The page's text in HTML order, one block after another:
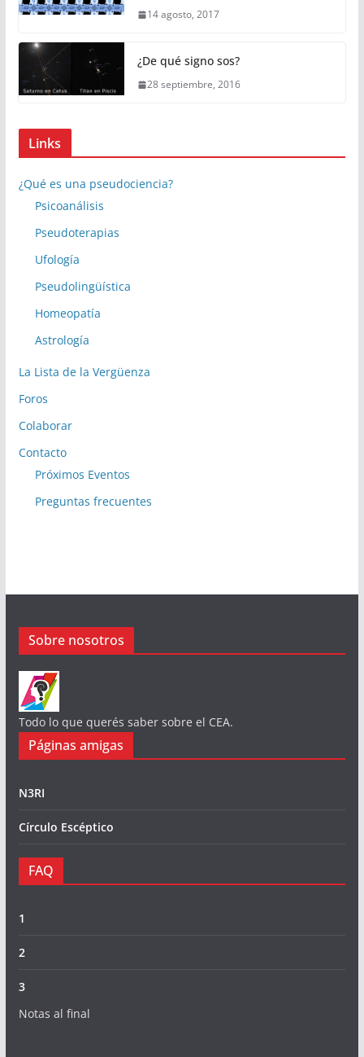
14 agosto, 2017
¿De qué signo sos?
28 septiembre, 2016
Links
¿Qué es una pseudociencia?
Psicoanálisis
Pseudoterapias
Ufología
Pseudolingüística
Homeopatía
Astrología
La Lista de la Vergüenza
Foros
Colaborar
Contacto
Próximos Eventos
Preguntas frecuentes
Sobre nosotros
Todo lo que querés saber sobre el CEA.
Páginas amigas
N3RI
Círculo Escéptico
FAQ
1
2
3
Notas al final